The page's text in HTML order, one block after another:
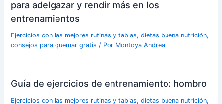
para adelgazar y rendir más en los
entrenamientos
Ejercicios con las mejores rutinas y tablas, dietas buena nutrición,
consejos para quemar gratis / Por Montoya Andrea
Guía de ejercicios de entrenamiento: hombro
Ejercicios con las mejores rutinas y tablas, dietas buena nutrición,